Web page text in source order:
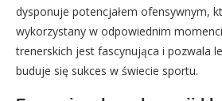
dysponuje potencjałem ofensywnym,
wykorzystany w odpowiednim
trenerskich jest fascynująca i pozwala
buduje się sukces w świecie sportu.